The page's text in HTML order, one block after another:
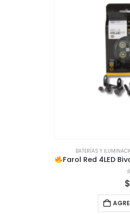
BATERÍAS Y
0